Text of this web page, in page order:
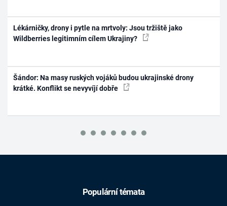
Lékárničky, drony i pytle na mrtvoly: Jsou tržiště jako
Wildberries legitimním cílem Ukrajiny?
Šándor: Na masy ruských vojáků budou ukrajinské drony
krátké. Konflikt se nevyvíjí dobře
Populární témata